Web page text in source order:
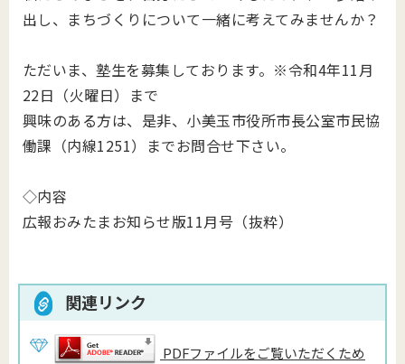
出し、まちづくりについて一緒に考えてみませんか？
ただいま、塾生を募集しております。※令和4年11月
22日（火曜日）まで
興味のある方は、是非、 小美玉市役所市長公室市民協
働課（内線1251）までお問合せ下さい。
◇内容
広報おみたまお知らせ版11月号（抜粋）
関連リンク
PDFファイルをご覧いただくため